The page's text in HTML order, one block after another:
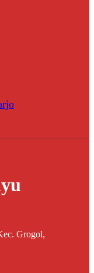
Grogol,